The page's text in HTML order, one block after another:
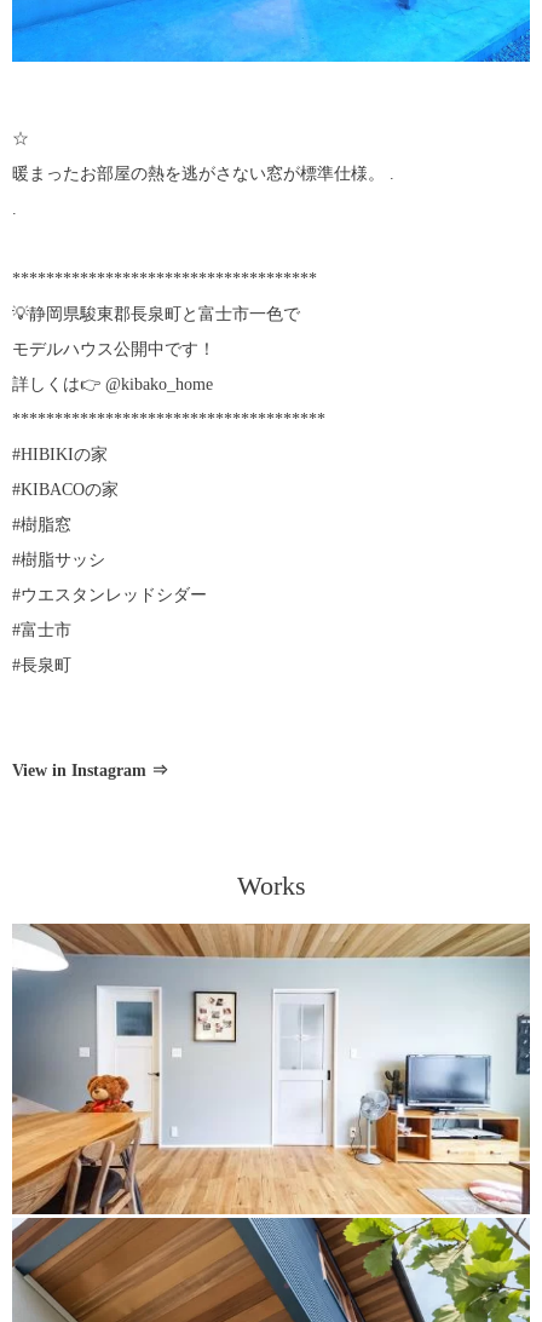
☆
暖まったお部屋の熱を逃がさない窓が標準仕様。 .
.
************************************
💡静岡県駿東郡長泉町と富士市一色で
モデルハウス公開中です！
詳しくは👉 @kibako_home
*************************************
#HIBIKIの家
#KIBACOの家
#樹脂窓
#樹脂サッシ
#ウエスタンレッドシダー
#富士市
#長泉町
View in Instagram ⇒
Works